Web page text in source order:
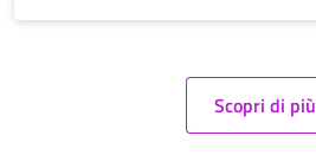
Scopri di più